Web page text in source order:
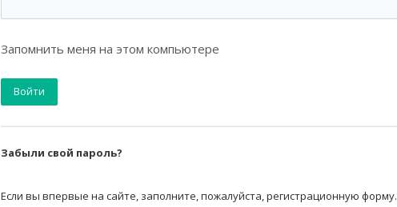
Запомнить меня на этом компьютере
Забыли свой пароль?
Если вы впервые на сайте, заполните, пожалуйста, регистрационную форму.